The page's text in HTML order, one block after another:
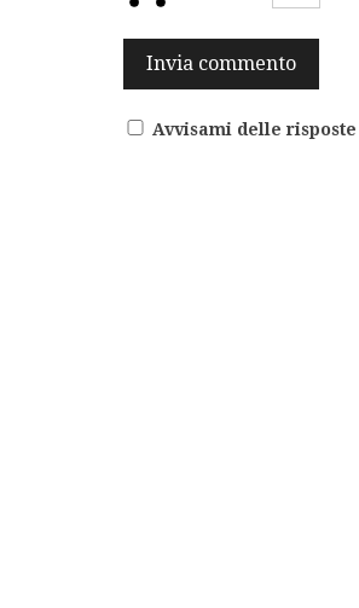
Avvisami delle risposte